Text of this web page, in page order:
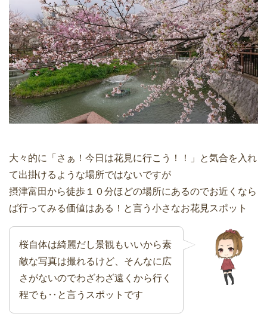
大々的に「さぁ！今日は花見に行こう！！」と気合を入れ
て出掛けるような場所ではないですが
摂津富田から徒歩１０分ほどの場所にあるのでお近くなら
ば行ってみる価値はある！と言う小さなお花見スポット
桜自体は綺麗だし景観もいいから素
敵な写真は撮れるけど、そんなに広
さがないのでわざわざ遠くから行く
程でも‥と言うスポットです